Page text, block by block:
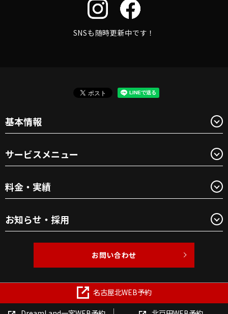
SNSも随時更新中です！
名古屋北WEB予約
基本情報
サービスメニュー
料金・実績
お知らせ・採用
お問い合わせ
Copyright © BEAUTY1 All Rights Reserved.
【掲載の記事・写真・イラストなどの無断複写・転載を禁じま